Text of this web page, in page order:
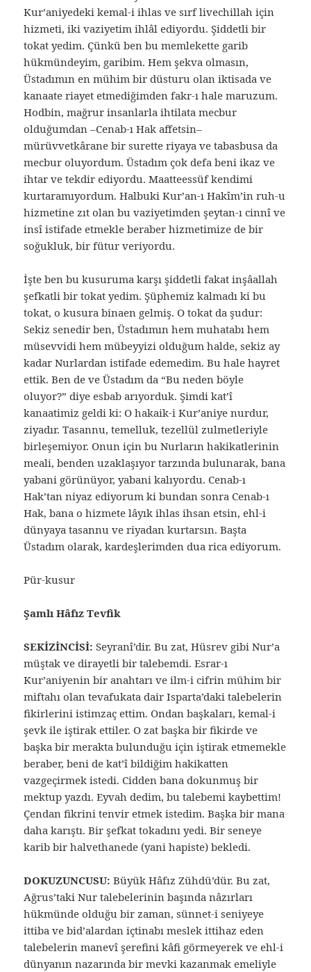
Kur’aniyedeki kemal-i ihlas ve sırf livechillah için
hizmeti, iki vaziyetim ihlâl ediyordu. Şiddetli bir
tokat yedim. Çünkü ben bu memlekette garib
hükmündeyim, garibim. Hem şekva olmasın,
Üstadımın en mühim bir düsturu olan iktisada ve
kanaate riayet etmediğimden fakr-ı hale maruzum.
Hodbin, mağrur insanlarla ihtilata mecbur
olduğumdan –Cenab-ı Hak affetsin–
mürüvvetkârane bir surette riyaya ve tabasbusa da
mecbur oluyordum. Üstadım çok defa beni ikaz ve
ihtar ve tekdir ediyordu. Maatteessüf kendimi
kurtaramıyordum. Halbuki Kur’an-ı Hakîm’in ruh-u
hizmetine zıt olan bu vaziyetimden şeytan-ı cinnî ve
insî istifade etmekle beraber hizmetimize de bir
soğukluk, bir fütur veriyordu.
İşte ben bu kusuruma karşı şiddetli fakat inşâallah
şefkatli bir tokat yedim. Şüphemiz kalmadı ki bu
tokat, o kusura binaen gelmiş. O tokat da şudur:
Sekiz senedir ben, Üstadımın hem muhatabı hem
müsevvidi hem mübeyyizi olduğum halde, sekiz ay
kadar Nurlardan istifade edemedim. Bu hale hayret
ettik. Ben de ve Üstadım da “Bu neden böyle
oluyor?” diye esbab arıyorduk. Şimdi kat’î
kanaatimiz geldi ki: O hakaik-i Kur’aniye nurdur,
ziyadır. Tasannu, temelluk, tezellül zulmetleriyle
birleşemiyor. Onun için bu Nurların hakikatlerinin
meali, benden uzaklaşıyor tarzında bulunarak, bana
yabani görünüyor, yabani kalıyordu. Cenab-ı
Hak’tan niyaz ediyorum ki bundan sonra Cenab-ı
Hak, bana o hizmete lâyık ihlas ihsan etsin, ehl-i
dünyaya tasannu ve riyadan kurtarsın. Başta
Üstadım olarak, kardeşlerimden dua rica ediyorum.
Pür-kusur
Şamlı Hâfız Tevfik
SEKİZİNCİSİ: Seyranî’dir. Bu zat, Hüsrev gibi Nur’a
müştak ve dirayetli bir talebemdi. Esrar-ı
Kur’aniyenin bir anahtarı ve ilm-i cifrin mühim bir
miftahı olan tevafukata dair Isparta’daki talebelerin
fikirlerini istimzaç ettim. Ondan başkaları, kemal-i
şevk ile iştirak ettiler. O zat başka bir fikirde ve
başka bir merakta bulunduğu için iştirak etmemekle
beraber, beni de kat’î bildiğim hakikatten
vazgeçirmek istedi. Cidden bana dokunmuş bir
mektup yazdı. Eyvah dedim, bu talebemi kaybettim!
Çendan fikrini tenvir etmek istedim. Başka bir mana
daha karıştı. Bir şefkat tokadını yedi. Bir seneye
karib bir halvethanede (yani hapiste) bekledi.
DOKUZUNCUSU: Büyük Hâfız Zühdü’dür. Bu zat,
Ağrus’taki Nur talebelerinin başında nâzırları
hükmünde olduğu bir zaman, sünnet-i seniyeye
ittiba ve bid’alardan içtinabı meslek ittihaz eden
talebelerin manevî şerefini kâfi görmeyerek ve ehl-i
dünyanın nazarında bir mevki kazanmak emeliyle